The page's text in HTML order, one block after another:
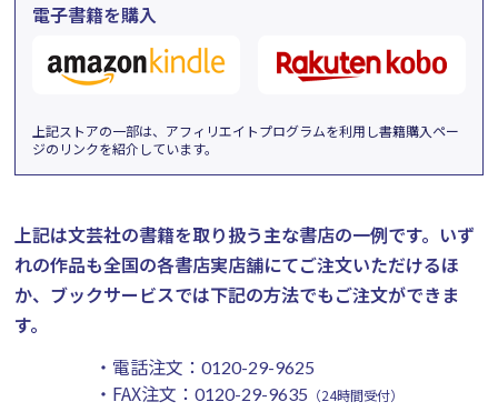
電子書籍を購入
上記ストアの一部は、アフィリエイトプログラムを利用し書籍購入ペー
ジのリンクを紹介しています。
上記は文芸社の書籍を取り扱う主な書店の一例です。 いず
れの作品も全国の各書店実店舗にてご注文いただけるほ
か、ブックサービスでは下記の方法でもご注文ができま
す。
・電話注文： 0120-29-9625
・FAX注文： 0120-29-9635 （24時間受付）